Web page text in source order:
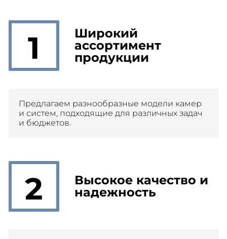
1
Широкий
ассортимент
продукции
Предлагаем разнообразные модели камер
и систем, подходящие для различных задач
и бюджетов.
2
Высокое качество и
надежность